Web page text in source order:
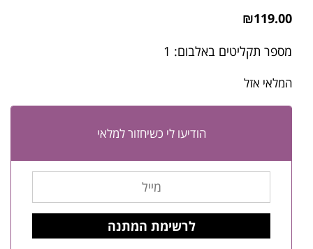
₪119.00
מספר תקליטים באלבום: 1
המלאי אזל
הודיעו לי כשיחזור למלאי